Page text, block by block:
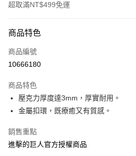
超取滿NT$499免運
信用卡一次付款
超商取貨付款
Apple Pay
街口支付
悠遊付
商品特色
商品編號
10666180
商品特色
壓克力厚度達3mm，厚實耐用。
金屬扣環，既療癒又有質感。
銷售重點
進擊的巨人官方授權商品